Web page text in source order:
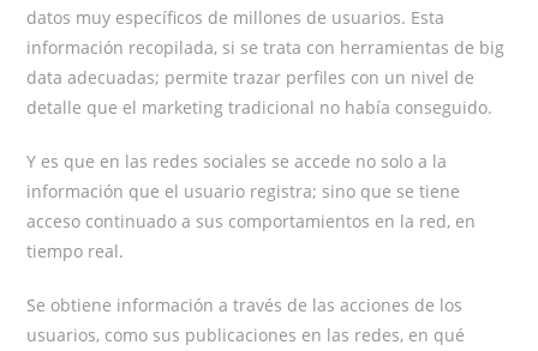
datos muy específicos de millones de usuarios. Esta
información recopilada, si se trata con herramientas de big
data adecuadas; permite trazar perfiles con un nivel de
detalle que el marketing tradicional no había conseguido.
Y es que en las redes sociales se accede no solo a la
información que el usuario registra; sino que se tiene
acceso continuado a sus comportamientos en la red, en
tiempo real.
Se obtiene información a través de las acciones de los
usuarios, como sus publicaciones en las redes, en qué